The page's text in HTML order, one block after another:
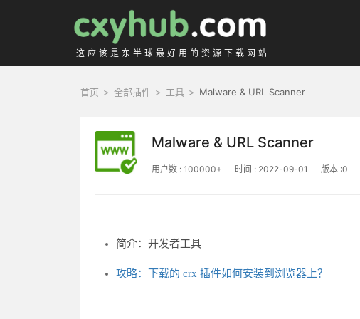
这应该是东半球最好用的资源下载网站...
首页 > 全部插件 > 工具 > Malware & URL Scanner
Malware & URL Scanner
用户数 : 100000+ 时间 : 2022-09-01 版本 :0
简介：开发者工具
攻略：下载的 crx 插件如何安装到浏览器上？